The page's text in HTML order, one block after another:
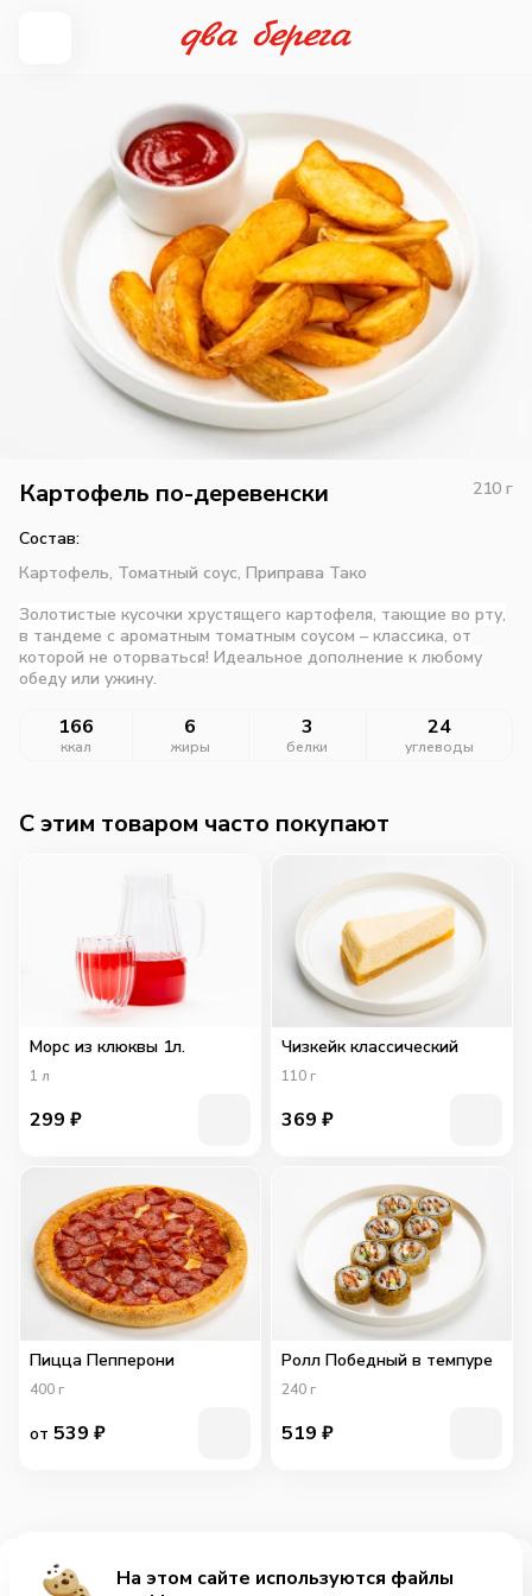
Картофель по-деревенски 210 г
Состав:
Картофель, Томатный соус, Приправа Тако
Золотистые кусочки хрустящего картофеля, тающие во рту,
в тандеме с ароматным томатным соусом – классика, от
которой не оторваться! Идеальное дополнение к любому
обеду или ужину.
166
ккал
6
жиры
3
белки
24
углеводы
Добавить за 269₽
C этим товаром часто покупают
Морс из клюквы 1л.
1 л
299 ₽
Чизкейк классический
110 г
369 ₽
Пицца Пепперони
400 г
от 539 ₽
Ролл Победный в темпуре
240 г
519 ₽
На этом сайте используются файлы